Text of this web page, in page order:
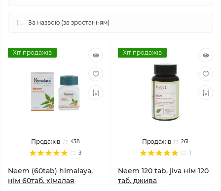
Хіт продажів
3
Продажів 438
Neem (60tab) himalaya,
нім 60таб. хімалая
Хіт продажів
1
Продажів 261
Neem 120 tab. jiva нім 120
таб. джива